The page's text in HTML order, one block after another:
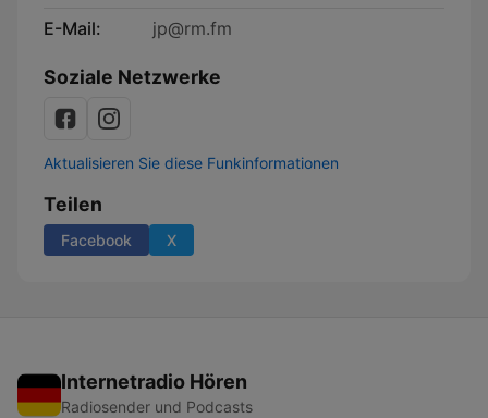
E-Mail:
jp@rm.fm
Soziale Netzwerke
Aktualisieren Sie diese Funkinformationen
Teilen
Facebook X
Internetradio Hören
Radiosender und Podcasts